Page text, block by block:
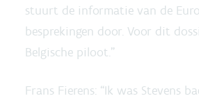
stuurt de informatie van de
besprekingen door. Voor dit
Belgische piloot.”
Frans Fierens: “Ik was Stevens